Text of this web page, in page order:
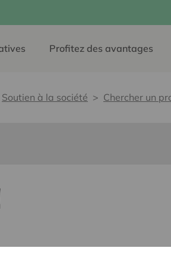
Profitez des avantages
Soutien à la société Chercher un
sans barrières